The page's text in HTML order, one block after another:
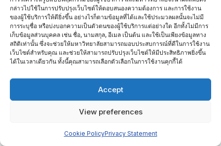
กล่าวไปใช้ในการปรับปรุงเว็บไซต์ให้ตอบสนองความต้องการ และการใช้งาน
ของผู้ใช้บริการให้ดียิ่งขึ้น อย่างไรก็ตามข้อมูลที่ได้และใช้ประมวลผลนั้นจะไม่มี
การระบุชื่อ หรือบ่งบอกความเป็นตัวตนของผู้ใช้บริการแต่อย่างใด อีกทั้งไม่มีการ
เก็บข้อมูลส่วนบุคคล เช่น ชื่อ, นามสกุล, อีเมล เป็นต้น และใช้เป็นเพียงข้อมูลทาง
สถิติเท่านั้น ซึ่งจะช่วยให้มหาวิทยาลัยสามารถมอบประสบการณ์ที่ดีในการใช้งาน
เว็บไซต์สำหรับคุณ และช่วยให้สามารถปรับปรุงเว็บไซต์ให้มีประสิทธิภาพยิ่งขึ้น
ได้ในเวลาเดียวกัน ทั้งนี้คุณสามารถเลือกตัวเลือกในการใช้งานคุกกี้ได้
Accept
View preferences
Cookie PolicyPrivacy Statement
คณะผู้บริหารคณะวิทยาศาสตร์ ที่ผ่านการอบรมด้านพัฒนา
คุณภาพ
คณะผู้บริหารคณะวิทยาศาสตร์ ปี 2558- 2562
ผู้ตรวจประเมิน MUQD